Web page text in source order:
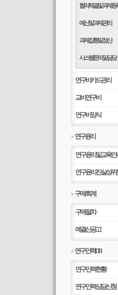
협약체결 및 과제등
예산 및 과제관리
과제 집행 및 정산
시스템 문의 및 담당
연구비카드관리
교비연구비
연구비양식
> 연구윤리
연구윤리 및 교육안
연구윤리진실성위
> 구매/회계
구매절차
예결산공고
> 연구인력DB
연구인력현황
연구인력상담신청